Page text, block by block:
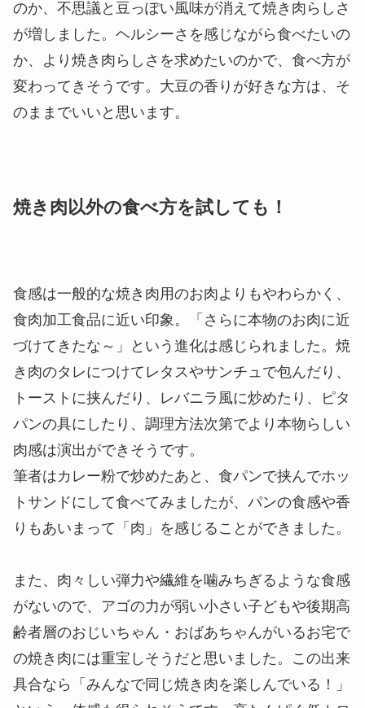
味はというと、大豆加工品なので大豆の風味がしま
す。何もつけずに食べたところ、「凍み豆腐」や
「高野豆腐」に似た香りを感じました。
パッケージには「焼き肉のタレに付けて食べてみ
て」とあったので、焼き肉のタレにつけて食べてみ
ると、ニンニクやショウガ、その他香辛料が効いた
のか、不思議と豆っぽい風味が消えて焼き肉らしさ
が増しました。ヘルシーさを感じながら食べたいの
か、より焼き肉らしさを求めたいのかで、食べ方が
変わってきそうです。大豆の香りが好きな方は、そ
焼き肉以外の食べ方を試しても！